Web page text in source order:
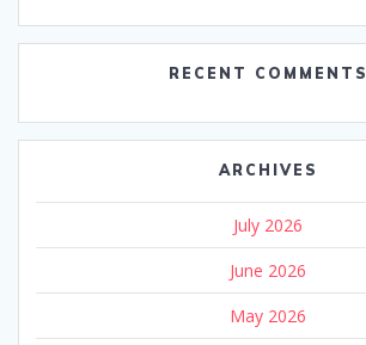
RECENT COMMENTS
ARCHIVES
July 2026
June 2026
May 2026